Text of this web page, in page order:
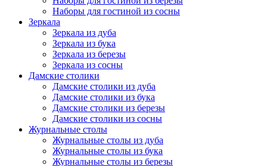
Наборы для гостиной из сосны
Зеркала
Зеркала из дуба
Зеркала из бука
Зеркала из березы
Зеркала из сосны
Дамские столики
Дамские столики из дуба
Дамские столики из бука
Дамские столики из березы
Дамские столики из сосны
Журнальные столы
Журнальные столы из дуба
Журнальные столы из бука
Журнальные столы из березы